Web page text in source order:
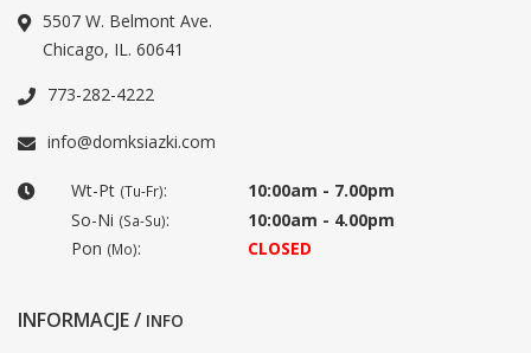
5507 W. Belmont Ave.
Chicago, IL. 60641
773-282-4222
info@domksiazki.com
Wt-Pt (Tu-Fr):
10:00am - 7.00pm
So-Ni (Sa-Su):
10:00am - 4.00pm
Pon (Mo): CLOSED
INFORMACJE / INFO